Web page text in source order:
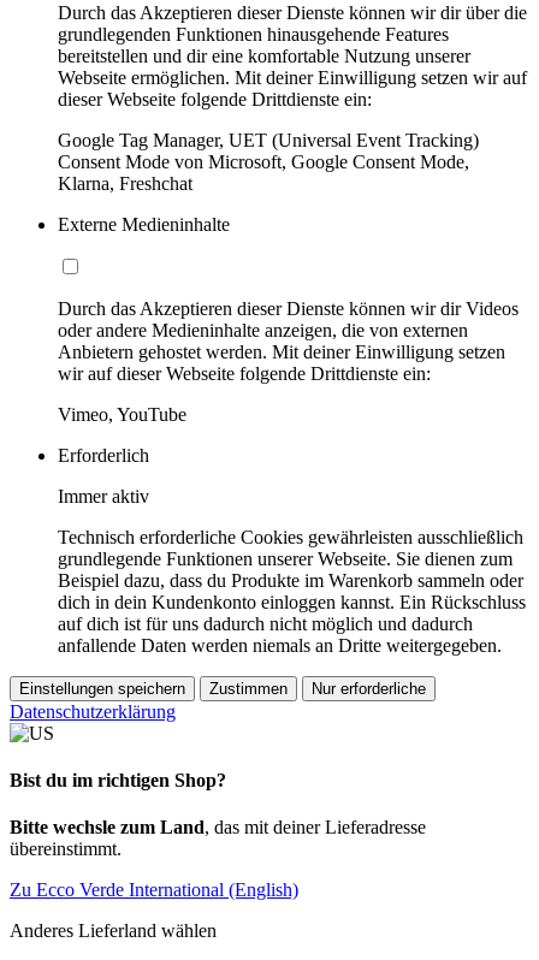
Durch das Akzeptieren dieser Dienste können wir dir über die
grundlegenden Funktionen hinausgehende Features
bereitstellen und dir eine komfortable Nutzung unserer
Webseite ermöglichen. Mit deiner Einwilligung setzen wir auf
dieser Webseite folgende Drittdienste ein:
Google Tag Manager, UET (Universal Event Tracking)
Consent Mode von Microsoft, Google Consent Mode,
Klarna, Freshchat
Externe Medieninhalte
Durch das Akzeptieren dieser Dienste können wir dir Videos
oder andere Medieninhalte anzeigen, die von externen
Anbietern gehostet werden. Mit deiner Einwilligung setzen
wir auf dieser Webseite folgende Drittdienste ein:
Vimeo, YouTube
Erforderlich
Immer aktiv
Technisch erforderliche Cookies gewährleisten ausschließlich
grundlegende Funktionen unserer Webseite. Sie dienen zum
Beispiel dazu, dass du Produkte im Warenkorb sammeln oder
dich in dein Kundenkonto einloggen kannst. Ein Rückschluss
auf dich ist für uns dadurch nicht möglich und dadurch
anfallende Daten werden niemals an Dritte weitergegeben.
Einstellungen speichern Zustimmen Nur erforderliche
Datenschutzerklärung
Bist du im richtigen Shop?
Bitte wechsle zum Land, das mit deiner Lieferadresse
übereinstimmt.
Zu Ecco Verde International (English)
Anderes Lieferland wählen